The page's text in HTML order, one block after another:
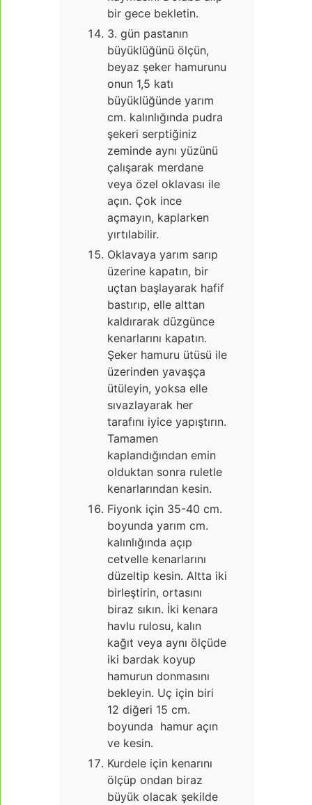
bir gece bekletin.
3. gün pastanın
büyüklüğünü ölçün,
beyaz şeker hamurunu
onun 1,5 katı
büyüklüğünde yarım
cm. kalınlığında pudra
şekeri serptiğiniz
zeminde aynı yüzünü
çalışarak merdane
veya özel oklavası ile
açın. Çok ince
açmayın, kaplarken
yırtılabilir.
Oklavaya yarım sarıp
üzerine kapatın, bir
uçtan başlayarak hafif
bastırıp, elle alttan
kaldırarak düzgünce
kenarlarını kapatın.
Şeker hamuru ütüsü ile
üzerinden yavaşça
ütüleyin, yoksa elle
sıvazlayarak her
tarafını iyice yapıştırın.
Tamamen
kaplandığından emin
olduktan sonra ruletle
kenarlarından kesin.
Fiyonk için 35-40 cm.
boyunda yarım cm.
kalınlığında açıp
cetvelle kenarlarını
düzeltip kesin. Altta iki
birleştirin, ortasını
biraz sıkın. İki kenara
havlu rulosu, kalın
kağıt veya aynı ölçüde
iki bardak koyup
hamurun donmasını
bekleyin. Uç için biri
12 diğeri 15 cm.
boyunda hamur açın
ve kesin.
Kurdele için kenarını
ölçüp ondan biraz
büyük olacak şekilde